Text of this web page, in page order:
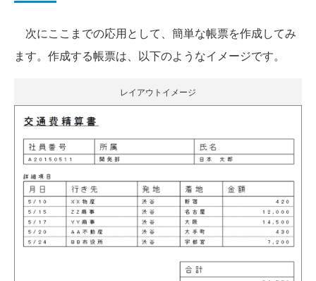
次にここまでの応用として、簡単な帳票を作成してみ
ます。作成する帳票は、以下のようなイメージです。
レイアウトイメージ